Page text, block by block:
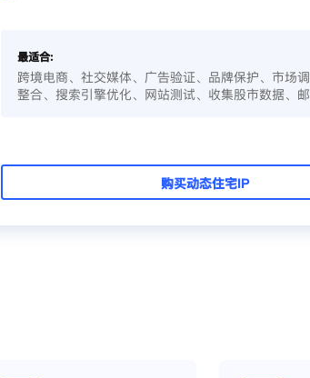
最适合:
跨境电商、社交媒体、广告验证、品牌保护、市场
整合、搜索引擎优化、网站测试、收集股市数据、
购买动态住宅IP